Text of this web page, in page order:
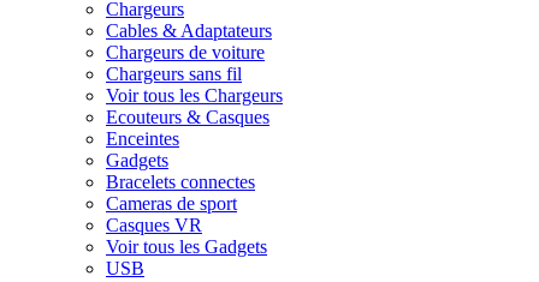
Chargeurs
Cables & Adaptateurs
Chargeurs de voiture
Chargeurs sans fil
Voir tous les Chargeurs
Ecouteurs & Casques
Enceintes
Gadgets
Bracelets connectes
Cameras de sport
Casques VR
Voir tous les Gadgets
USB